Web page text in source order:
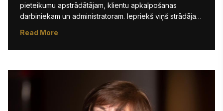
pieteikumu apstrādātājam, klientu apkalpošanas
darbiniekam un administratoram. Iepriekš viņš strādāja
tūkstošiem pieteikumu, sniedzot tehnisko palīdzību
dalībniekiem, kuri tika nominēti festivāla daudzajiem
dalībniekiem un tā daudzajiem konkursiem.
Read More